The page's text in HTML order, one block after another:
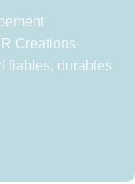
Creations
fiables, durables